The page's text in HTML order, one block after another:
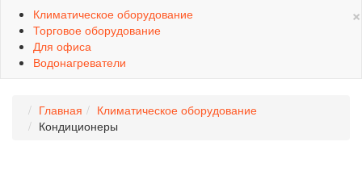
×
Климатическое оборудование
Торговое оборудование
Для офиса
Водонагреватели
Главная
Климатическое оборудование
Кондиционеры